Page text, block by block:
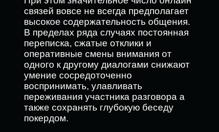
связей вовсе не всегда предполагает
высокое содержательность общения.
В пределах ряда случаях постоянная
переписка, сжатые отклики и
оперативные смены внимания от
одного к другому диалогами снижают
умение сосредоточенно
воспринимать, улавливать
переживания участника разговора а
также сохранять глубокую беседу
покердом.